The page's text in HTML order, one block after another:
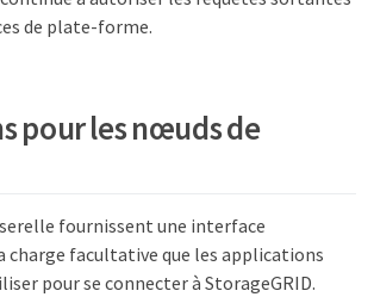
de plate-forme.
pour les nœuds de
fournissent une interface
charge facultative que les applications
pour se connecter à StorageGRID.